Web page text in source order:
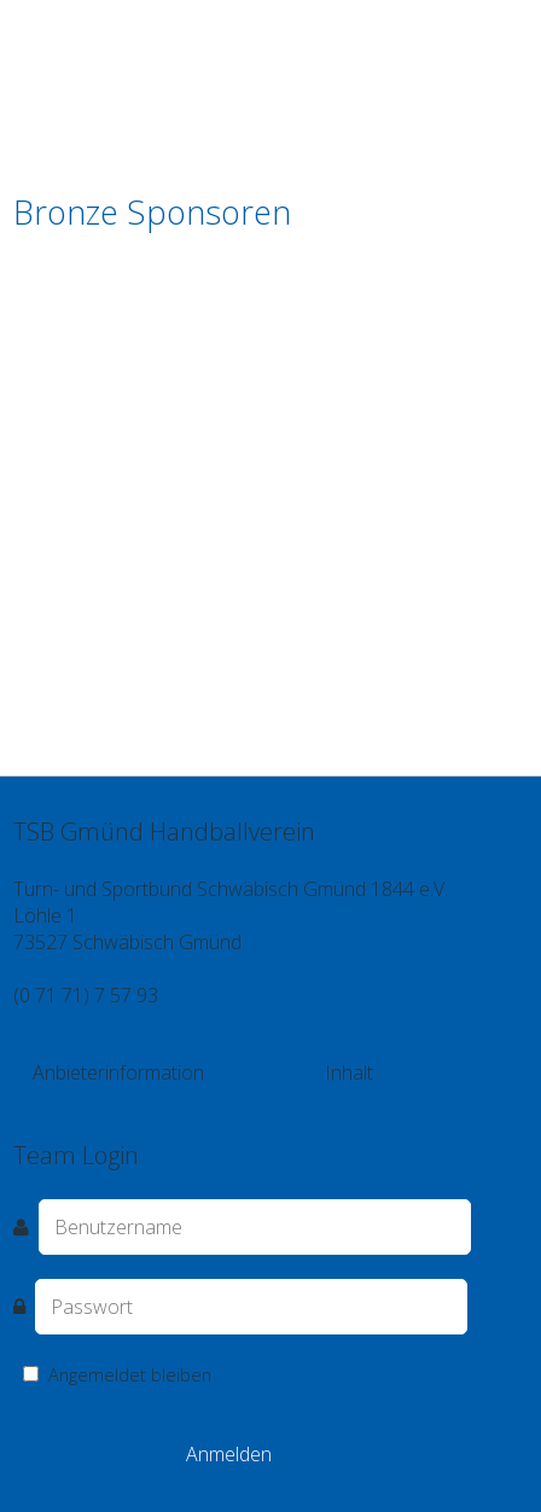
Bronze Sponsoren
TSB Gmünd Handballverein
Turn- und Sportbund Schwäbisch Gmünd 1844 e.V.
Löhle 1
73527 Schwäbisch Gmünd
(0 71 71) 7 57 93
Anbieterinformation
Inhalt
Team Login
Angemeldet bleiben